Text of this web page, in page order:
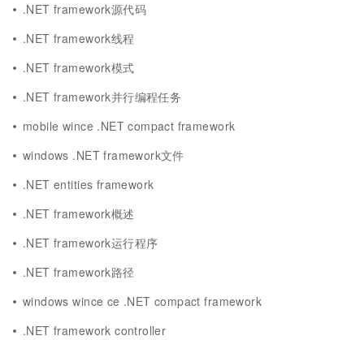
.NET framework源代码
.NET framework线程
.NET framework模式
.NET framework并行编程任务
mobile wince .NET compact framework
windows .NET framework文件
.NET entities framework
.NET framework概述
.NET framework运行程序
.NET framework路径
windows wince ce .NET compact framework
.NET framework controller